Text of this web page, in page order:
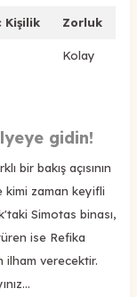
Kişilik Zorluk
Kolay
gidin!
bir bakış açısının
kimi zaman keyifli
Simotas binası,
ise Refika
ilham verecektir.